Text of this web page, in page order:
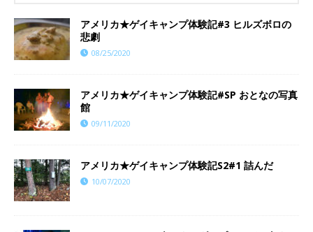
アメリカ★ゲイキャンプ体験記#3 ヒルズボロの
悲劇
08/25/2020
アメリカ★ゲイキャンプ体験記#SP おとなの写真
館
09/11/2020
アメリカ★ゲイキャンプ体験記S2#1 詰んだ
10/07/2020